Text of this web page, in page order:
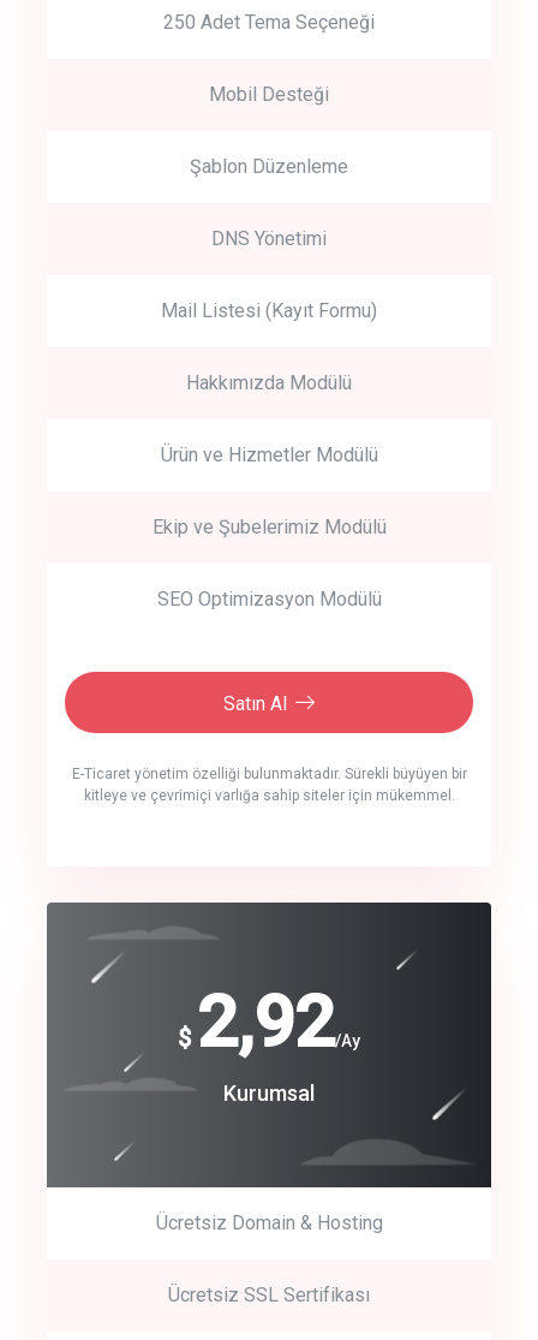
250 Adet Tema Seçeneği
Mobil Desteği
Şablon Düzenleme
DNS Yönetimi
Mail Listesi (Kayıt Formu)
Hakkımızda Modülü
Ürün ve Hizmetler Modülü
Ekip ve Şubelerimiz Modülü
SEO Optimizasyon Modülü
Satın Al
E-Ticaret yönetim özelliği bulunmaktadır. Sürekli büyüyen bir
kitleye ve çevrimiçi varlığa sahip siteler için mükemmel.
crm auto cync
track energy costs
Get Started
Start by trying our service for 30 days free trial no credit card
$ 2,92/Ay
Kurumsal
Ücretsiz Domain & Hosting
Ücretsiz SSL Sertifikası
$
240
Coroprate